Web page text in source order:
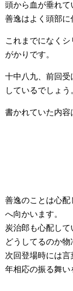
頭から血が垂れ
善逸はよく頭部
これまでになく
がかりです。
十中八九、前回
しているでしょう
書かれていた内
善逸のことは心
へ向かいます。
炭治郎も心配し
どうしてるのか物
次回登場時には
年相応の振る舞